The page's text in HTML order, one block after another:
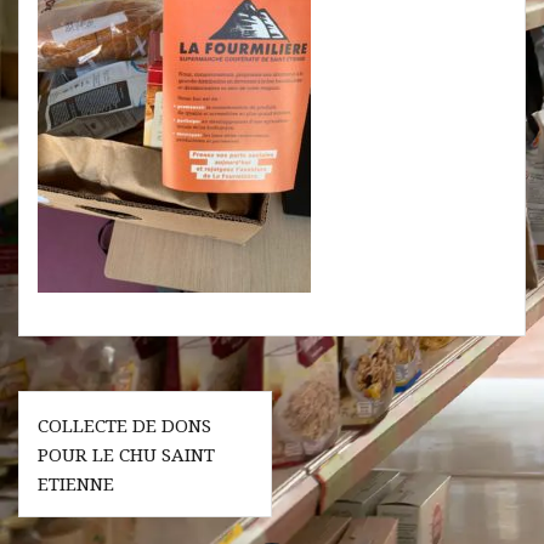
Navigation
de
l’article
COLLECTE DE DONS
POUR LE CHU SAINT
ETIENNE